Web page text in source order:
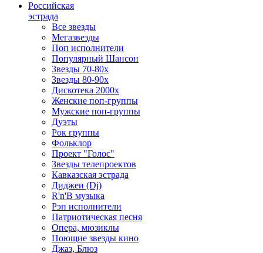
Российская
эстрада
Все звезды
Мегазвезды
Поп исполнители
Популярный Шансон
Звезды 70-80х
Звезды 80-90х
Дискотека 2000х
Женские поп-группы
Мужские поп-группы
Дуэты
Рок группы
Фольклор
Проект "Голос"
Звезды телепроектов
Кавказская эстрада
Диджеи (Dj)
R'n'B музыка
Рэп исполнители
Патриотическая песня
Опера, мюзиклы
Поющие звезды кино
Джаз, Блюз